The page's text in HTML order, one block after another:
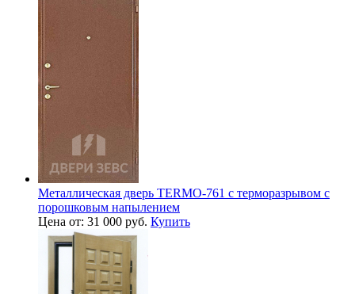
Металлическая дверь TERMO-761 с терморазрывом с
порошковым напылением
Цена от: 31 000 руб. Купить